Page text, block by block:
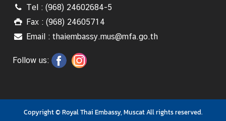
Tel : (968) 24602684-5
Fax : (968) 24605714
Email : thaiembassy.mus@mfa.go.th
Follow us:
Copyright © Royal Thai Embassy, Muscat All rights reserved.